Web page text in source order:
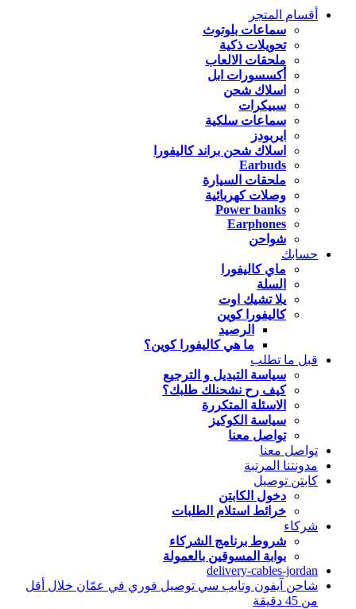
أقسام المتجر
سماعات بلوتوث
تحويلات ذكية
ملحقات الالعاب
أكسسورات ابل
اسلاك شحن
سبيكرات
سماعات سلكية
ايربودز
اسلاك شحن براند كاليفورا
Earbuds
ملحقات السيارة
وصلات كهربائية
Power banks
Earphones
شواحن
حسابك
ماي كاليفورا
السلة
يلا تشيك اوت
كاليفورا كوين
الرصيد
ما هي كاليفورا كوين؟
قبل ما تطلب
سياسة التبديل و الترجيع
كيف رح نشحنلك طلبك؟
الاسئلة المتكررة
سياسة الكوكيز
تواصل معنا
تواصل معنا
مدونتنا المرتبة
كابتن توصيل
دخول الكابتن
خرائط استلام الطلبات
شركاء
شروط برنامج الشركاء
بوابة المسوقين بالعمولة
delivery-cables-jordan
شاحن آيفون وتايب سي توصيل فوري في عمّان خلال أقل
من 45 دقيقة